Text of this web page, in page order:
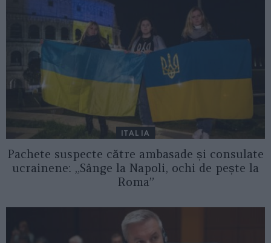
ITALIA
Pachete suspecte către ambasade și consulate
ucrainene: „Sânge la Napoli, ochi de pește la
Roma”